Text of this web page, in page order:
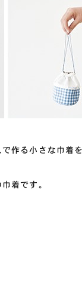
作る小さな巾着
着です。